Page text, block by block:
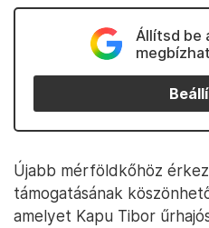
Állítsd be
Újabb mérföldkőhöz
támogatásának
amelyet Kapu Tibor